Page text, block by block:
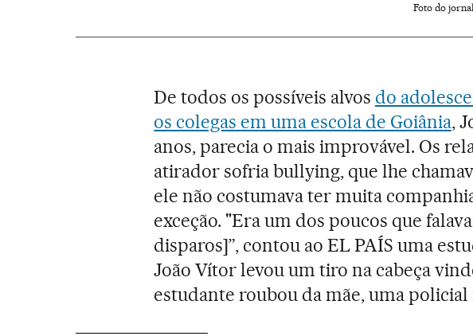
Foto do
De todos os possíveis alvos do
os colegas em uma escola de Goiânia,
anos, parecia o mais improvável. Os
atirador sofria bullying, que lhe
ele não costumava ter muita
exceção. "Era um dos poucos que
disparos]”, contou ao EL PAÍS uma
João Vítor levou um tiro na cabeça
estudante roubou da mãe, uma